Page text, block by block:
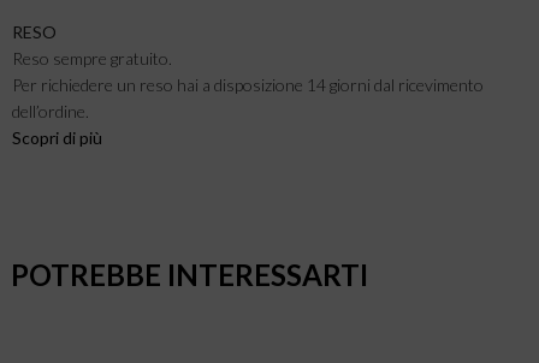
RESO
Reso sempre gratuito.
Per richiedere un reso hai a disposizione 14 giorni dal ricevimento
dell’ordine.
Scopri di più
POTREBBE INTERESSARTI